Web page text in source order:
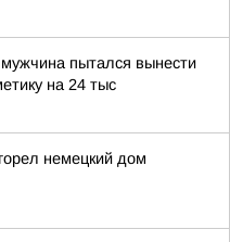
пытался вынести
на 24 тыс
немецкий дом